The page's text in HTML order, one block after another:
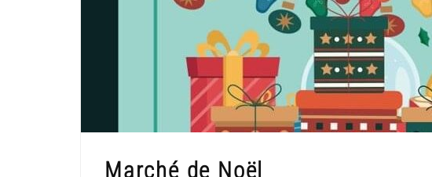
Marché de Noël